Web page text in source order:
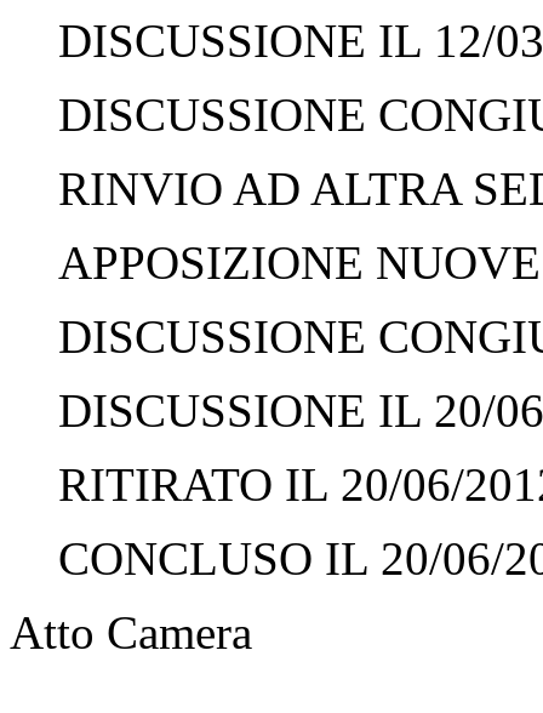
DISCUSSIONE IL 12/
DISCUSSIONE
RINVIO AD ALTRA
APPOSIZIONE
DISCUSSIONE
DISCUSSIONE IL 20/
RITIRATO IL 20/06/
CONCLUSO IL 20/06/
Atto Camera